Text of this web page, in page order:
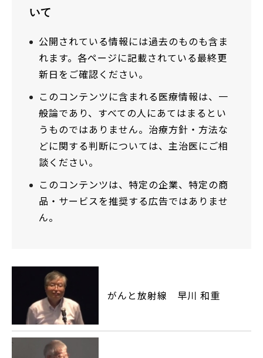
いて
公開されている情報には過去のものも含ま
れます。各ページに記載されている最終更
新日をご確認ください。
このコンテンツに含まれる医療情報は、一
般論であり、すべての人にあてはまるとい
うものではありません。治療方針・方法な
どに関する判断については、主治医にご相
談ください。
このコンテンツは、特定の企業、特定の商
品・サービスを推奨する広告ではありませ
ん。
がんと放射線 早川 和重